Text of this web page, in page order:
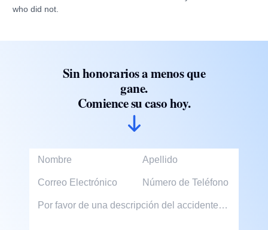
who did not.
Sin honorarios a menos que
gane.
Comience su caso hoy.
First Name Last Name
Email Address Phone Number
Descripción del accidente